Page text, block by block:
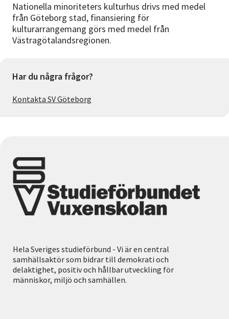
Nationella minoriteters kulturhus drivs med medel
från Göteborg stad, finansiering för
kulturarrangemang görs med medel från
Västragötalandsregionen.
Har du några frågor?
Kontakta SV Göteborg
Hela Sveriges studieförbund - Vi är en central
samhällsaktör som bidrar till demokrati och
delaktighet, positiv och hållbar utveckling för
människor, miljö och samhällen.